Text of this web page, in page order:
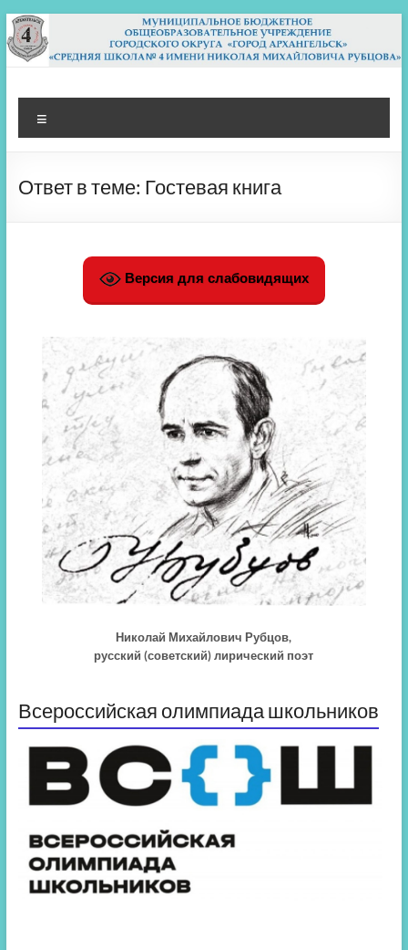
Перейти
к
содержимому
МБОУ СШ 4
Архангельск
Ответ в теме: Гостевая книга
Версия для слабовидящих
Николай Михайлович Рубцов,
русский (советский) лирический поэт
Всероссийская олимпиада школьников